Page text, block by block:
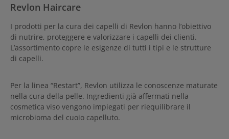
Revlon Haircare
I prodotti per la cura dei capelli di Revlon hanno l’obiettivo
di nutrire, proteggere e valorizzare i capelli dei clienti.
L’assortimento copre le esigenze di tutti i tipi e le strutture
di capelli.
Per la linea “Restart”, Revlon utilizza le conoscenze maturate
nella cura della pelle. Ingredienti già affermati nella
cosmetica viso vengono impiegati per riequilibrare il
microbioma del cuoio capelluto.